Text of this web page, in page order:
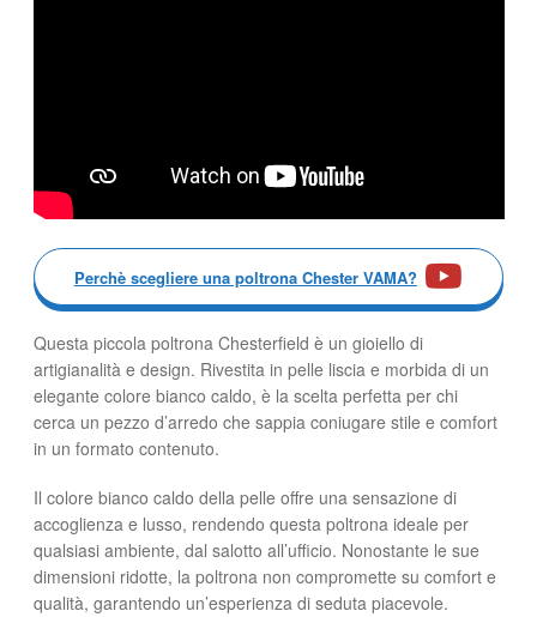
Perchè scegliere una poltrona Chester VAMA?
Questa piccola poltrona Chesterfield è un gioiello di
artigianalità e design. Rivestita in pelle liscia e morbida di un
elegante colore bianco caldo, è la scelta perfetta per chi
cerca un pezzo d’arredo che sappia coniugare stile e comfort
in un formato contenuto.
Il colore bianco caldo della pelle offre una sensazione di
accoglienza e lusso, rendendo questa poltrona ideale per
qualsiasi ambiente, dal salotto all’ufficio. Nonostante le sue
dimensioni ridotte, la poltrona non compromette su comfort e
qualità, garantendo un’esperienza di seduta piacevole.